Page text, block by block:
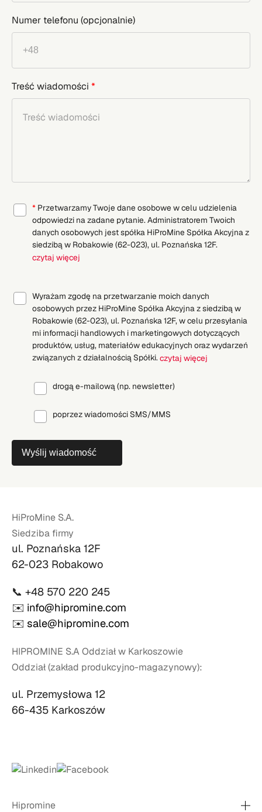
Numer telefonu (opcjonalnie)
Treść wiadomości *
* Przetwarzamy Twoje dane osobowe w celu udzielenia
odpowiedzi na zadane pytanie. Administratorem Twoich
danych osobowych jest spółka HiProMine Spółka Akcyjna z
siedzibą w Robakowie (62-023), ul. Poznańska 12F.
czytaj więcej
Wyrażam zgodę na przetwarzanie moich danych
osobowych przez HiProMine Spółka Akcyjna z siedzibą w
Robakowie (62-023), ul. Poznańska 12F, w celu przesyłania
mi informacji handlowych i marketingowych dotyczących
produktów, usług, materiałów edukacyjnych oraz wydarzeń
związanych z działalnością Spółki.czytaj więcej
drogą e-mailową (np. newsletter)
poprzez wiadomości SMS/MMS
Wyślij wiadomość
HiProMine S.A.
Siedziba firmy
ul. Poznańska 12F
62-023 Robakowo
📞 +48 570 220 245
✉️ info@hipromine.com
✉️ sale@hipromine.com
HIPROMINE S.A Oddział w Karkoszowie
Oddział (zakład produkcyjno-magazynowy):
ul. Przemysłowa 12
66-435 Karkoszów
Hipromine